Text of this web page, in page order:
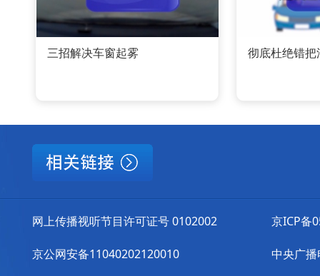
三招解决车窗起雾 彻底杜绝错
网上传播视听节目许可证号 0102002
京公网安备11040202120010
京ICP备
中央广